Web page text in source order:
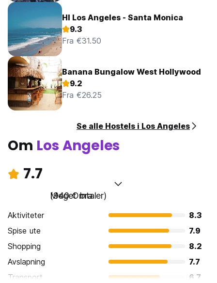
HI Los Angeles - Santa Monica
9.3
Fra €31.50
Banana Bungalow West Hollywood
9.2
Fra €26.25
Se alle Hostels i Los Angeles
Om Los Angeles
7.7
Meget bra
(940 Omtaler)
Aktiviteter
8.3
Spise ute
7.9
Shopping
8.2
Avslapning
7.7
Transport
6.7